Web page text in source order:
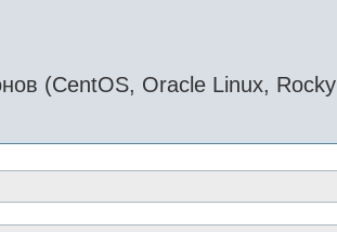
(CentOS, Oracle Linux, Rocky